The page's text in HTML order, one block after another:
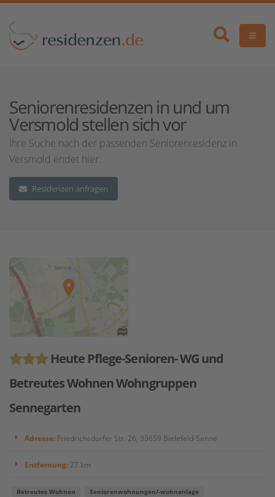
Seniorenresidenzen in und um
Versmold stellen sich vor
Ihre Suche nach der passenden Seniorenresidenz in
Versmold endet hier.
Residenzen anfragen
Heute Pflege-Senioren- WG und
Betreutes Wohnen Wohngruppen
Sennegarten
Adresse: Friedrichsdorfer Str. 26, 33659 Bielefeld-Senne
Entfernung: 27 km
Betreutes Wohnen Seniorenwohnungen/-wohnanlage